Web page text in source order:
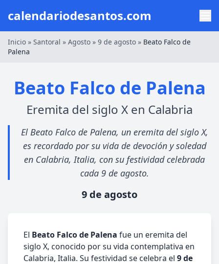
calendariodesantos.com
Inicio » Santoral » Agosto » 9 de agosto » Beato Falco de
Palena
Beato Falco de Palena
Eremita del siglo X en Calabria
El Beato Falco de Palena, un eremita del siglo X,
es recordado por su vida de devoción y soledad
en Calabria, Italia, con su festividad celebrada
cada 9 de agosto.
9 de agosto
El Beato Falco de Palena fue un eremita del
siglo X, conocido por su vida contemplativa en
Calabria, Italia. Su festividad se celebra el 9 de